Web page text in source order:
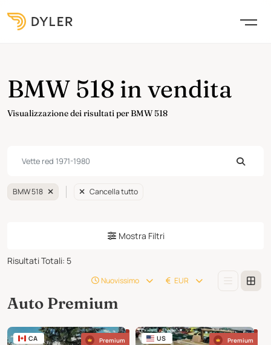
BMW 518 in vendita
Visualizzazione dei risultati per BMW 518
BMW 518 Cancella tutto
Mostra Filtri
Risultati Totali: 5
Nuovissimo EUR
Auto Premium
CA Premium US Premium